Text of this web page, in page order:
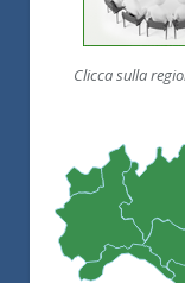
Clicca sulla